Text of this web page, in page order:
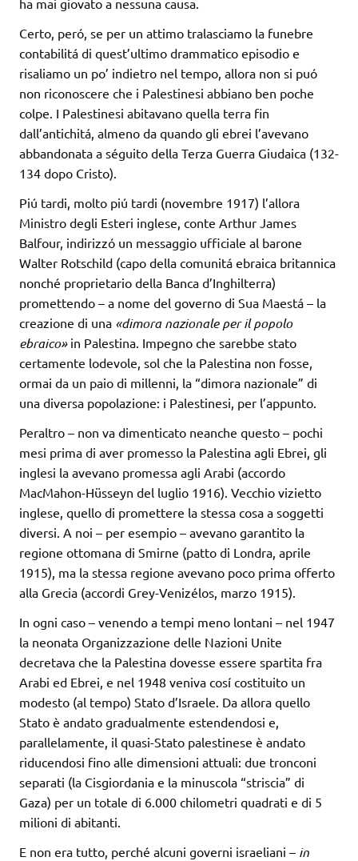
ha mai giovato a nessuna causa.
Certo, peró, se per un attimo tralasciamo la funebre
contabilitá di quest’ultimo drammatico episodio e
risaliamo un po’ indietro nel tempo, allora non si puó
non riconoscere che i Palestinesi abbiano ben poche
colpe. I Palestinesi abitavano quella terra fin
dall’antichitá, almeno da quando gli ebrei l’avevano
abbandonata a séguito della Terza Guerra Giudaica (132-
134 dopo Cristo).
Piú tardi, molto piú tardi (novembre 1917) l’allora
Ministro degli Esteri inglese, conte Arthur James
Balfour, indirizzó un messaggio ufficiale al barone
Walter Rotschild (capo della comunitá ebraica britannica
nonché proprietario della Banca d’Inghilterra)
promettendo – a nome del governo di Sua Maestá – la
creazione di una «dimora nazionale per il popolo
ebraico»in Palestina. Impegno che sarebbe stato
certamente lodevole, sol che la Palestina non fosse,
ormai da un paio di millenni, la “dimora nazionale” di
una diversa popolazione: i Palestinesi, per l’appunto.
Peraltro – non va dimenticato neanche questo – pochi
mesi prima di aver promesso la Palestina agli Ebrei, gli
inglesi la avevano promessa agli Arabi (accordo
MacMahon-Hüsseyn del luglio 1916). Vecchio vizietto
inglese, quello di promettere la stessa cosa a soggetti
diversi. A noi – per esempio – avevano garantito la
regione ottomana di Smirne (patto di Londra, aprile
1915), ma la stessa regione avevano poco prima offerto
alla Grecia (accordi Grey-Venizélos, marzo 1915).
In ogni caso – venendo a tempi meno lontani – nel 1947
la neonata Organizzazione delle Nazioni Unite
decretava che la Palestina dovesse essere spartita fra
Arabi ed Ebrei, e nel 1948 veniva cosí costituito un
modesto (al tempo) Stato d’Israele. Da allora quello
Stato è andato gradualmente estendendosi e,
parallelamente, il quasi-Stato palestinese è andato
riducendosi fino alle dimensioni attuali: due tronconi
separati (la Cisgiordania e la minuscola “striscia” di
Gaza) per un totale di 6.000 chilometri quadrati e di 5
milioni di abitanti.
E non era tutto, perché alcuni governi israeliani – in